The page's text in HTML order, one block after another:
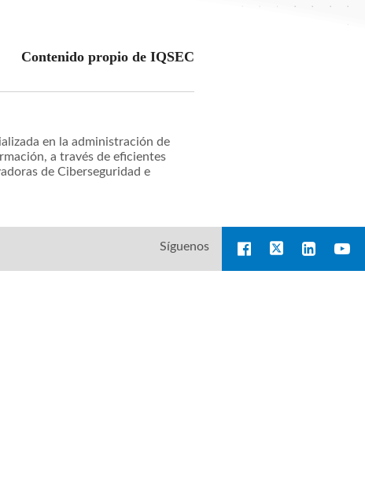
Contenido propio de IQSEC
en la administración de
a través de eficientes
de Ciberseguridad e
Síguenos